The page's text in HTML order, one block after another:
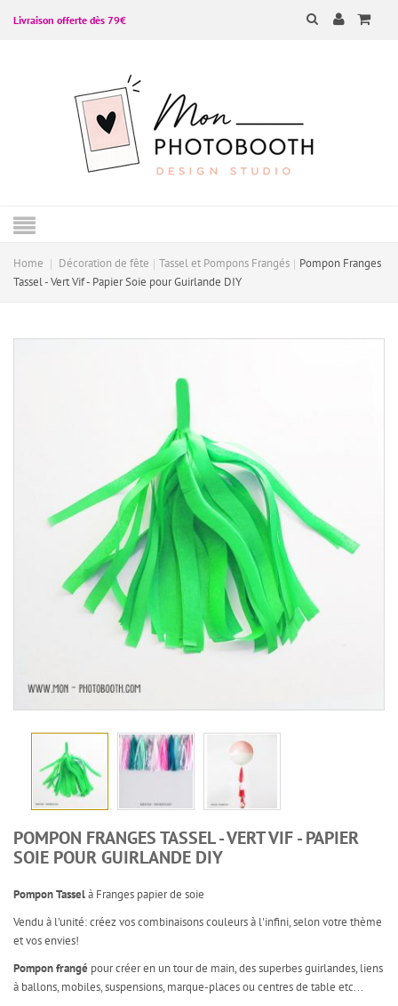
Livraison offerte dès 79€
Home Décoration de fête Tassel et Pompons Frangés
Pompon Franges
Tassel - Vert Vif - Papier Soie pour Guirlande DIY
POMPON FRANGES TASSEL - VERT VIF - PAPIER
SOIE POUR GUIRLANDE DIY
Pompon Tasselà Franges papier de soie
Vendu à l'unité: créez vos combinaisons couleurs à l'infini, selon votre thème
et vos envies!
Pompon frangé pour créer en un tour de main, des superbes guirlandes, liens
à ballons, mobiles, suspensions, marque-places ou centres de table etc...